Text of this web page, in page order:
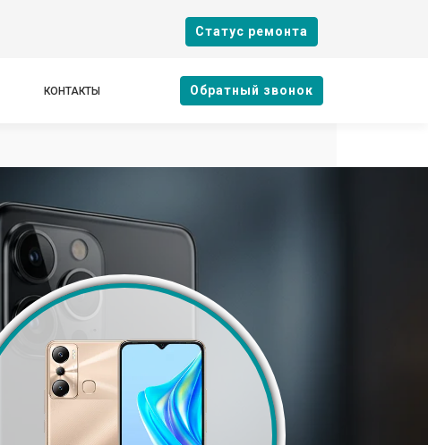
Cтатус ремонта
КОНТАКТЫ Oбратный звонок